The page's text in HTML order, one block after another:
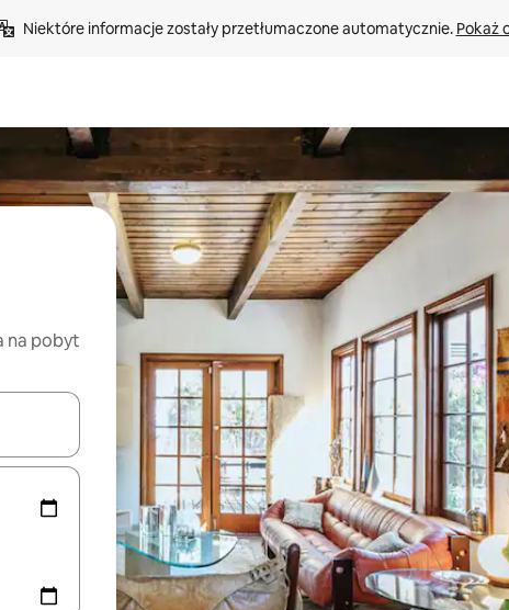
Niektóre informacje zostały przetłumaczone automatycznie. Pokaż
na pobyt
się po nich za pomocą klawiszy strzałek w górę i w dół lub